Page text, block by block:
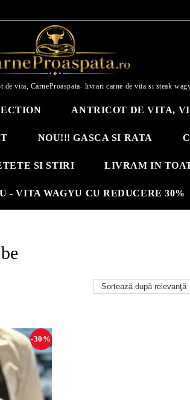
de vita, CarneProaspata- livrari carne de vita si steak
ANTRICOT DE VITA,
NOU!!! GASCA SI RATA
SI STIRI LIVRAM IN
- VITA WAGYU CU REDUCERE 30%
-30%